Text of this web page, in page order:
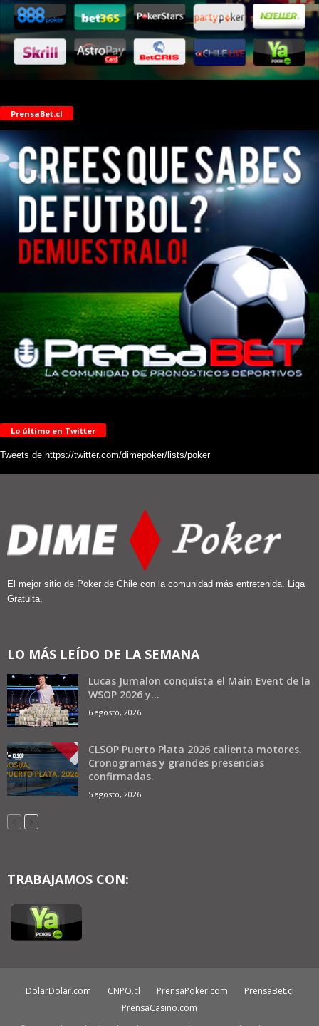
PrensaBet.cl
Lo último en Twitter
Tweets de https://twitter.com/dimepoker/lists/poker
El mejor sitio de Poker de Chile con la comunidad más entretenida. Liga
Gratuita.
LO MÁS LEÍDO DE LA SEMANA
Lucas Jumalon conquista el Main Event de la
WSOP 2026 y...
6 agosto, 2026
CLSOP Puerto Plata 2026 calienta motores.
Cronogramas y grandes presencias
confirmadas.
5 agosto, 2026
TRABAJAMOS CON:
DolarDolar.com CNPO.cl PrensaPoker.com
PrensaBet.cl
PrensaCasino.com